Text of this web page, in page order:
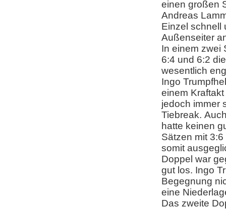
einen großen
Andreas
Einzel schnell
Außenseiter
In einem zwei
6:4 und 6:2
wesentlich
Ingo
einem
jedoch immer
Tiebreak.
hatte keinen
Sätzen mit
somit
Doppel war
gut los. Ingo
Begegnung
eine
Das zweite